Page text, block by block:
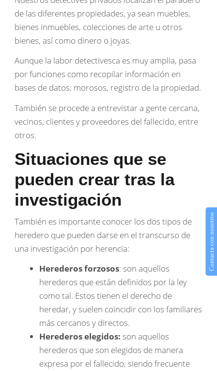
de las diferentes propiedades, ya sean muebles,
bienes inmuebles, colecciones de arte u otros
bienes, así como dinero o joyas.
Aunque la labor detectivesca es muy amplia, pasa
por funciones como recopilar información en
bases de datos: morosos, registro de la propiedad.
También se procede a entrevistar a gente cercana,
vecinos, clientes y proveedores del fallecido, entre
otros.
Situaciones que se
pueden crear tras la
investigación
También es importante conocer los dos tipos de
heredero que pueden darse en el transcurso de
una investigación por herencia:
Herederos forzosos: son aquellos
herederos que están definidos por la ley
como tal. Estos tienen el derecho de
heredar, y suelen coincidir con los familiares
más cercanos y directos.
Herederos elegidos: son aquellos
herederos que son elegidos de manera
expresa por el fallecido, siendo frecuente
Contacta con nosotros